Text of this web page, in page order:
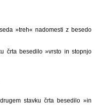
»treh« nadomesti z besedo
črta besedilo »vrsto in stopnjo
stavku črta besedilo »in